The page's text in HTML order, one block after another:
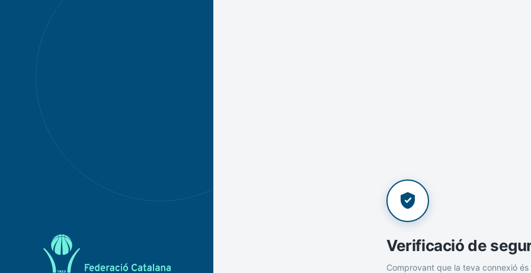
Verificació de
Comprovant que la teva connexió és